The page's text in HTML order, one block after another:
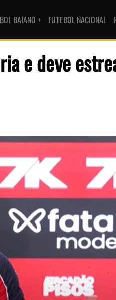
BAIANO + FUTEBOL NACIONAL
e deve